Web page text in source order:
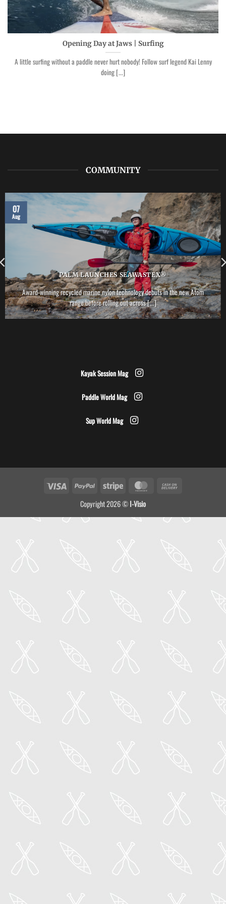
Opening Day at Jaws | Surfing
A little surfing without a paddle never hurt nobody! Follow surf legend Kai Lenny
doing [...]
COMMUNITY
PALM LAUNCHES SEAWASTEX®
Award-winning recycled marine nylon technology debuts in the new Atom
range before rolling out across [...]
07
Aug
Kayak Session Mag
Paddle World Mag
Sup World Mag
Visa PayPal Stripe MasterCard
Copyright 2026 ©I-Visio